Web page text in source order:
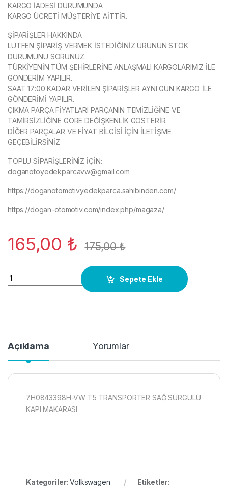
KARGO İADESİ DURUMUNDA
KARGO ÜCRETİ MÜŞTERİYE AİTTİR.
ŞİPARİŞLER HAKKINDA
LÜTFEN ŞİPARİŞ VERMEK İSTEDİĞİNİZ ÜRÜNÜN STOK
DURUMUNU SORUNUZ.
TÜRKİYENİN TÜM ŞEHİRLERİNE ANLAŞMALI KARGOLARIMIZ İLE
GÖNDERİM YAPILIR.
SAAT 17:00 KADAR VERİLEN ŞİPARİŞLER AYNI GÜN KARGO İLE
GÖNDERİMİ YAPILIR.
ÇIKMA PARÇA FİYATLARI PARÇANIN TEMİZLİĞİNE VE
TAMİRSİZLİĞİNE GÖRE DEĞİŞKENLİK GÖSTERİR.
DİĞER PARÇALAR VE FİYAT BİLGİSİ İÇİN İLETİŞME
GEÇEBİLİRSİNİZ
TOPLU SİPARİŞLERİNİZ İÇİN:
doganotoyedekparcavw@gmail.com
https://doganotomotivyedekparca.sahibinden.com/
https://dogan-otomotiv.com/index.php/magaza/
165,00 ₺ 175,00₺
7H0843398H-SÜRGÜLÜ KAPI MAKARASI VW T5
Sepete Ekle
Açıklama Yorumlar
7H0843398H-VW T5 TRANSPORTER SAĞ SÜRGÜLÜ
KAPI MAKARASI
Kategoriler:Volkswagen
Etiketler: